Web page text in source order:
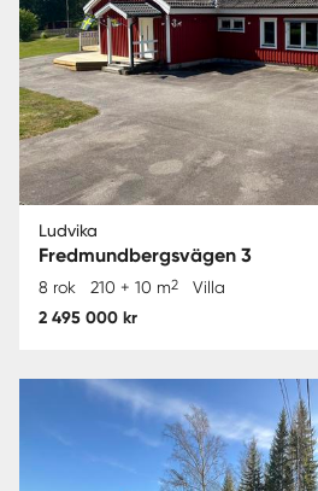
Ludvika
Fredmundbergsvägen 3
8 rok 210 + 10 m2 Villa
2 495 000 kr